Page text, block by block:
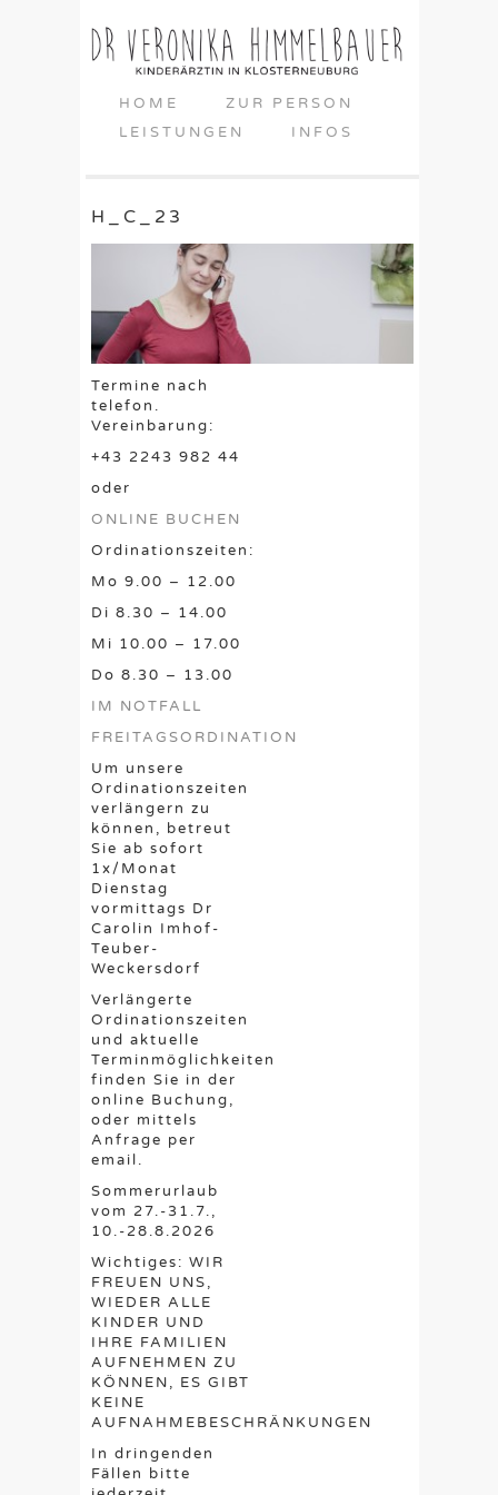
HOME
ZUR PERSON
LEISTUNGEN
INFOS
H_C_23
Termine nach
telefon.
Vereinbarung:
+43 2243 982 44
oder
ONLINE BUCHEN
Ordinationszeiten:
Mo 9.00 – 12.00
Di 8.30 – 14.00
Mi 10.00 – 17.00
Do 8.30 – 13.00
IM NOTFALL
FREITAGSORDINATION
Um unsere
Ordinationszeiten
verlängern zu
können, betreut
Sie ab sofort
1x/Monat
Dienstag
vormittags Dr
Carolin Imhof-
Teuber-
Weckersdorf
Verlängerte
Ordinationszeiten
und aktuelle
Terminmöglichkeiten
finden Sie in der
online Buchung,
oder mittels
Anfrage per
email.
Sommerurlaub
vom 27.-31.7.,
10.-28.8.2026
Wichtiges: WIR
FREUEN UNS,
WIEDER ALLE
KINDER UND
IHRE FAMILIEN
AUFNEHMEN ZU
KÖNNEN, ES GIBT
KEINE
AUFNAHMEBESCHRÄNKUNGEN
In dringenden
Fällen bitte